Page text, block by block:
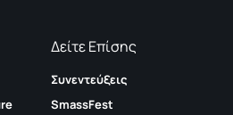
Δείτε Επίσης
Συνεντεύξεις
SmassFest